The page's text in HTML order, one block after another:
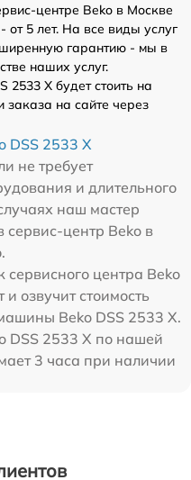
центре Beko в Москве
5 лет. На все виды услуг
гарантию - мы в
наших услуг.
2533 X будет стоить на
на сайте через
DSS 2533 X
не требует
и длительного
наш мастер
сервис-центр Beko в
центра Beko
озвучит стоимость
Beko DSS 2533 X.
DSS 2533 X по нашей
3 часа при наличии